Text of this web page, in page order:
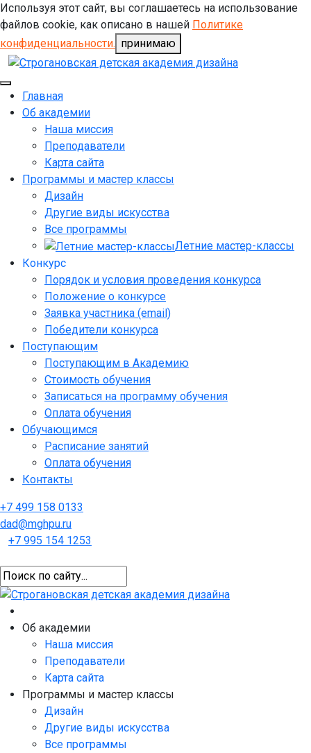
Используя этот сайт, вы соглашаетесь на использование
файлов cookie, как описано в нашей Политике
конфиденциальности. принимаю
Главная
Об академии
Наша миссия
Преподаватели
Карта сайта
Программы и мастер классы
Дизайн
Другие виды искусства
Все программы
Летние мастер-классы
Конкурс
Порядок и условия проведения конкурса
Положение о конкурсе
Заявка участника (email)
Победители конкурса
Поступающим
Поступающим в Академию
Стоимость обучения
Записаться на программу обучения
Оплата обучения
Обучающимся
Расписание занятий
Оплата обучения
Контакты
+7 499 158 0133
dad@mghpu.ru
+7 995 154 1253
Об академии
Наша миссия
Преподаватели
Карта сайта
Программы и мастер классы
Дизайн
Другие виды искусства
Все программы